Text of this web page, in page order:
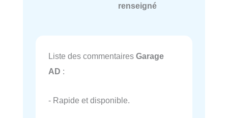
renseigné
Liste des commentaires Garage
AD :
- Rapide et disponible.